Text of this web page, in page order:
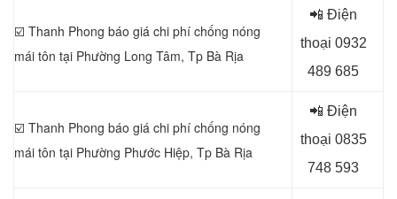
☑️ Thanh Phong báo giá chi phí chống nóng
mái tôn tại Phường Long Tâm, Tp Bà Rịa
📲 Điện
thoại 0932
489 685
☑️ Thanh Phong báo giá chi phí chống nóng
mái tôn tại Phường Phước Hiệp, Tp Bà Rịa
📲 Điện
thoại 0835
748 593